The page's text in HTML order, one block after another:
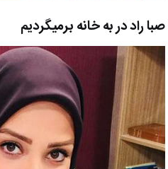
صبا راد در به خانه برمیگردیم